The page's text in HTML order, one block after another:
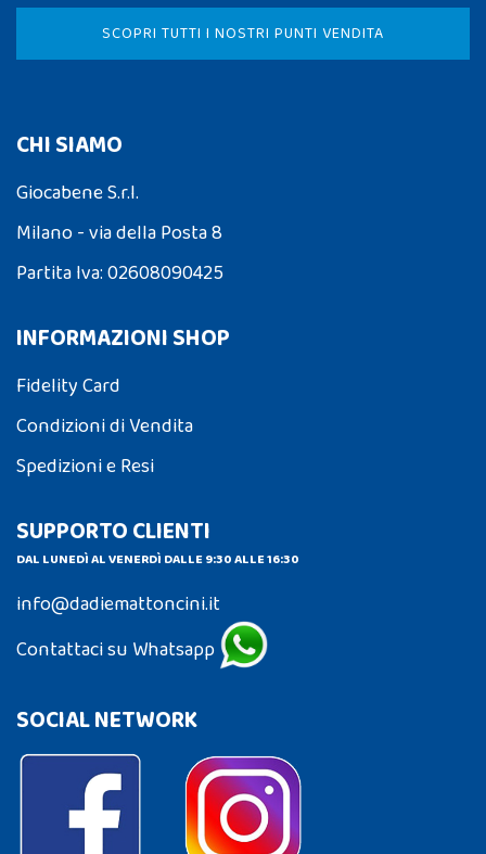
SCOPRI TUTTI I NOSTRI PUNTI VENDITA
CHI SIAMO
Giocabene S.r.l.
Milano - via della Posta 8
Partita Iva: 02608090425
INFORMAZIONI SHOP
Fidelity Card
Condizioni di Vendita
Spedizioni e Resi
SUPPORTO CLIENTI
DAL LUNEDÌ AL VENERDÌ DALLE 9:30 ALLE 16:30
info@dadiemattoncini.it
Contattaci su Whatsapp
SOCIAL NETWORK